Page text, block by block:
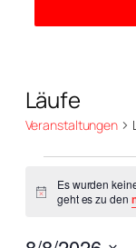
Läufe
Veranstaltungen
Hinweis
Es wurden
geht es zu den